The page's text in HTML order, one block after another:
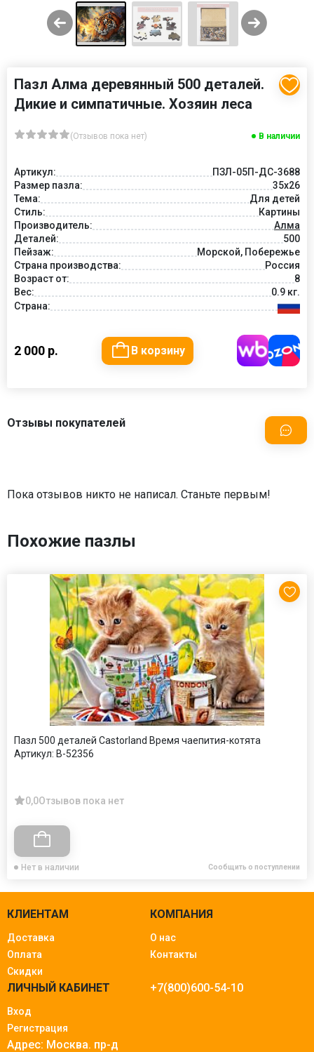
Пазл Алма деревянный 500 деталей.
Дикие и симпатичные. Хозяин леса
(Отзывов пока нет) В наличии
Артикул:
ПЗЛ-05П-ДС-3688
Размер пазла:
35х26
Тема:
Для детей
Стиль:
Картины
Производитель:
Алма
Деталей:
500
Пейзаж:
Морской, Побережье
Страна производства:
Россия
Возраст от:
8
Вес:
0.9 кг.
Страна:
2 000 р. В корзину
Отзывы покупателей
Пока отзывов никто не написал. Станьте первым!
Похожие пазлы
Пазл 500 деталей Castorland Время чаепития-котята
Артикул: B-52356
0,0Отзывов пока нет
Нет в наличии Сообщить о поступлении
КЛИЕНТАМ
Доставка
Оплата
Скидки
КОМПАНИЯ
О нас
Контакты
ЛИЧНЫЙ КАБИНЕТ
Вход
Регистрация
+7(800)600-54-10
Адрес: Москва. пр-д